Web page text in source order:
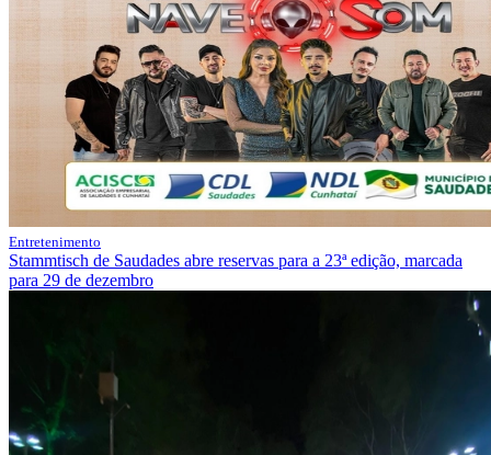
Entretenimento
Stammtisch de Saudades abre reservas para a 23ª edição, marcada
para 29 de dezembro